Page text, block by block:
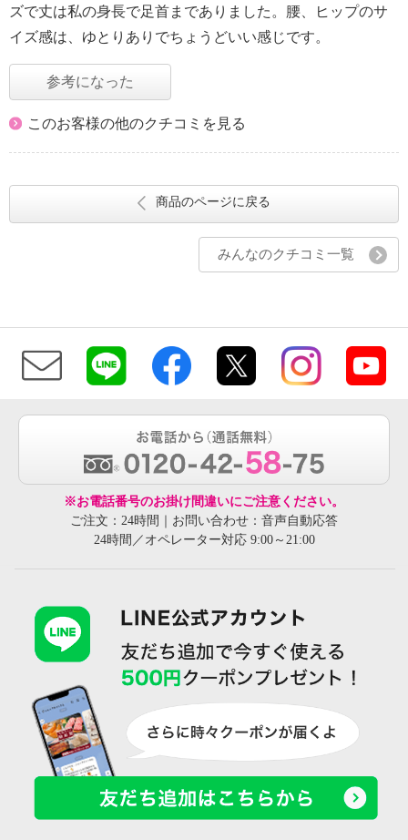
ズで丈は私の身長で足首までありました。腰、ヒップのサ
イズ感は、ゆとりありでちょうどいい感じです。
参考になった
このお客様の他のクチコミを見る
商品のページに戻る
みんなのクチコミ一覧
※お電話番号のお掛け間違いにご注意ください。
ご注文：24時間｜お問い合わせ：音声自動応答
24時間／オペレーター対応 9:00～21:00